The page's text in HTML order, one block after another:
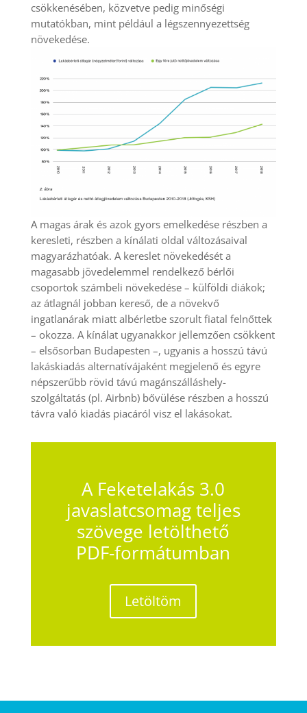
csökkenésében, közvetve pedig minőségi
mutatókban, mint például a légszennyezettség
növekedése.
A magas árak és azok gyors emelkedése részben a
keresleti, részben a kínálati oldal változásaival
magyarázhatóak. A kereslet növekedését a
magasabb jövedelemmel rendelkező bérlői
csoportok számbeli növekedése – külföldi diákok;
az átlagnál jobban kereső, de a növekvő
ingatlanárak miatt albérletbe szorult fiatal felnőttek
– okozza. A kínálat ugyanakkor jellemzően csökkent
– elsősorban Budapesten –, ugyanis a hosszú távú
lakáskiadás alternatívájaként megjelenő és egyre
népszerűbb rövid távú magánszálláshely-
szolgáltatás (pl. Airbnb) bővülése részben a hosszú
távra való kiadás piacáról visz el lakásokat.
A Feketelakás 3.0
javaslatcsomag teljes
szövege letölthető
PDF-formátumban
Letöltöm